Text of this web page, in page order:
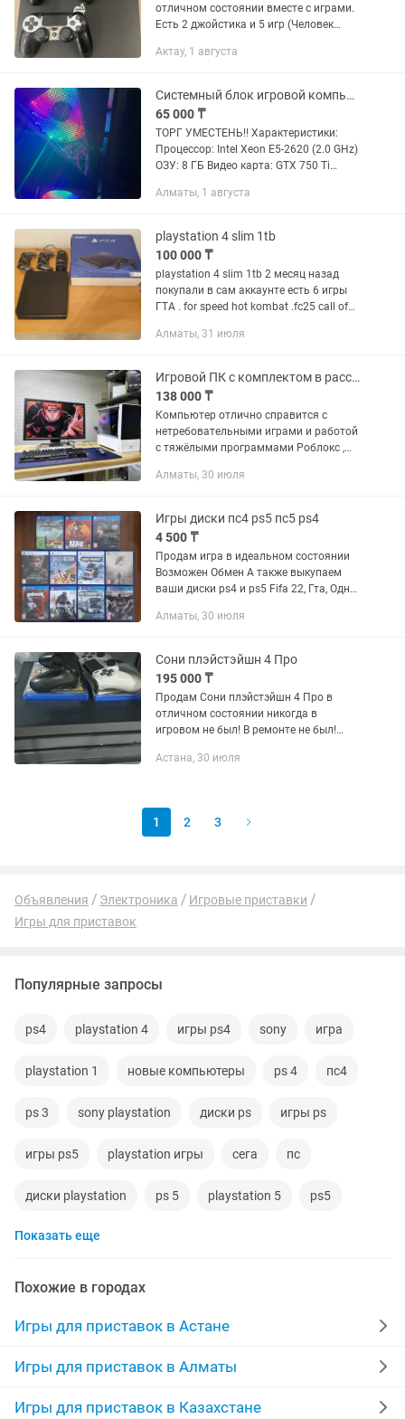
отличном состоянии вместе с играми.
Есть 2 джойстика и 5 игр (Человек
ГТА 5)
Актау, 1 августа
Системный блок игровой компьютер
65 000 ₸
ТОРГ УМЕСТЕНЬ!! Характеристики:
Процессор: Intel Xeon E5-2620 (2.0 GHz)
ОЗУ: 8 ГБ Видео карта: GTX 750 Ti
2011) SSD: C:154гб F:292 (они
Алматы, 1 августа
playstation 4 slim 1tb
100 000 ₸
playstation 4 slim 1tb 2 месяц назад
покупали в сам аккаунте есть 6 игры
ГТА . for speed hot kombat .fc25 call of
Алматы, 31 июля
Игровой ПК с комплектом в рассрочку
138 000 ₸
Компьютер отлично справится с
нетребовательными играми и работой
с тяжёлыми программами Роблокс ,
спокойно потянет Монитор 22 дюйма ,
Алматы, 30 июля
Игры диски пс4 ps5 пс5 ps4
4 500 ₸
Продам игра в идеальном состоянии
Возможен Обмен А также выкупаем
ваши диски ps4 и рs5 Fifa 22, Гта, Одни
Маралез, UFC, blood borne, Assassin's,
Алматы, 30 июля
Сони плэйстэйшн 4 Про
195 000 ₸
Продам Сони плэйстэйшн 4 Про в
отличном состоянии никогда в
игровом не был! В ремонте не был!
мортал комбат,гта 5, и еще другие
Астана, 30 июля
1 2 3
Объявления Электроника
Игровые приставки
Игры для приставок
Популярные запросы
ps4 playstation 4 игры ps4 sony игра
playstation 1 новые компьютеры ps 4 пс4
ps 3 sony playstation диски ps игры ps
игры ps5 playstation игры сега пс
диски playstation ps 5 playstation 5 ps5
игры xbox
игры playstation3 ps 1 русские
игры для playstation мортал комбат
симулятор новое ps2 sony ps
Показать еще
Похожие в городах
Игры для приставок в Астане
Игры для приставок в Алматы
Игры для приставок в Казахстане